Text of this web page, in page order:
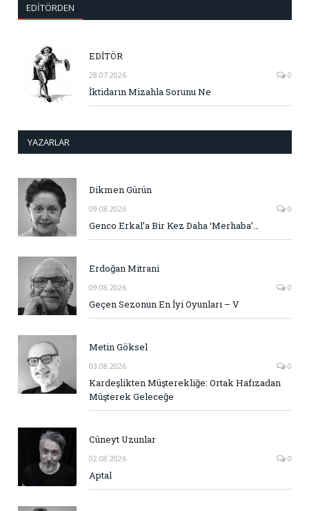
EDITÖRDEN
EDİTÖR
28.07.2026 0
İktidarın Mizahla Sorunu Ne
YAZARLAR
Dikmen Gürün
09.08.2026 0
Genco Erkal’a Bir Kez Daha ‘Merhaba’…
Erdoğan Mitrani
09.08.2026 0
Geçen Sezonun En İyi Oyunları – V
Metin Göksel
03.08.2026 0
Kardeşlikten Müşterekliğe: Ortak Hafızadan
Müşterek Geleceğe
Cüneyt Uzunlar
02.08.2026 0
Aptal